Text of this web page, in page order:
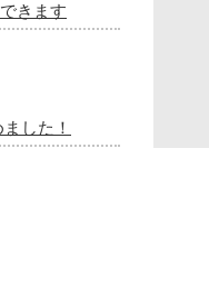
きます
した！